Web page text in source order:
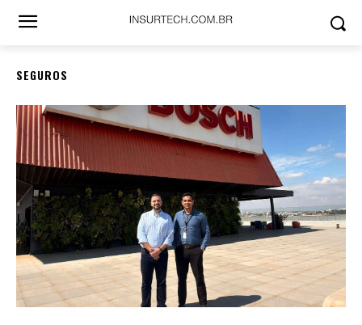
SEGUROS